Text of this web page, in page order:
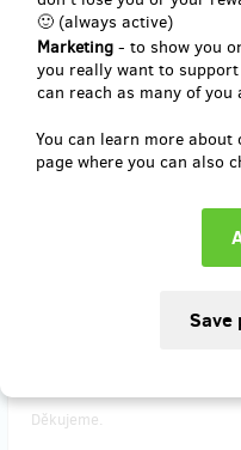
🙂 (always active)
Marketing - to show you
you really want to
can reach as many of you
You can learn more about
page where you can also
(
V této odměně jsou úplně
Zastavit čas, kterou jsme
Děkujeme.